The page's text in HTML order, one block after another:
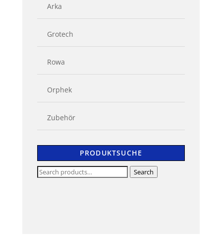
Arka
Grotech
Rowa
Orphek
Zubehör
PRODUKTSUCHE
Search
Search